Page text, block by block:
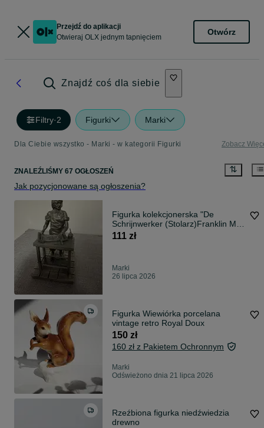
Przejdź do aplikacji
Otwieraj OLX jednym tapnięciem
Otwórz
Znajdź coś dla siebie
Filtry·2 Figurki Marki
Dla Ciebie wszystko - Marki - w kategorii Figurki Zobacz
ZNALEŹLIŚMY 67 OGŁOSZEŃ
Jak pozycjonowane są ogłoszenia?
Figurka kolekcjonerska "De
Schrijnwerker (Stolarz)Franklin Mint
1984
111 zł
Marki
26 lipca 2026
Figurka Wiewiórka porcelana
vintage retro Royal Doux
150 zł
160 zł z Pakietem Ochronnym
Marki
Odświeżono dnia 21 lipca 2026
Rzeźbiona figurka niedźwiedzia
drewno